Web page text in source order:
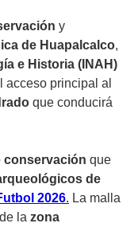
y
de Huapalcalco,
e Historia (INAH)
acceso principal al
que conducirá
conservación que
de
2026. La malla
la zona